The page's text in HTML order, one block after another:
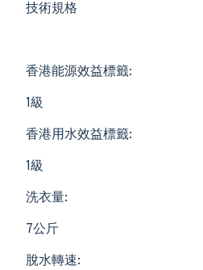
技術規格
香港能源效益標籤:
1級
香港用水效益標籤:
1級
洗衣量:
7公斤
脫水轉速: